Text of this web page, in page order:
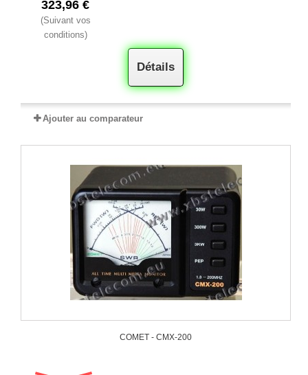
323,96 €
(Suivant vos
conditions)
Détails
Ajouter au comparateur
COMET - CMX-200